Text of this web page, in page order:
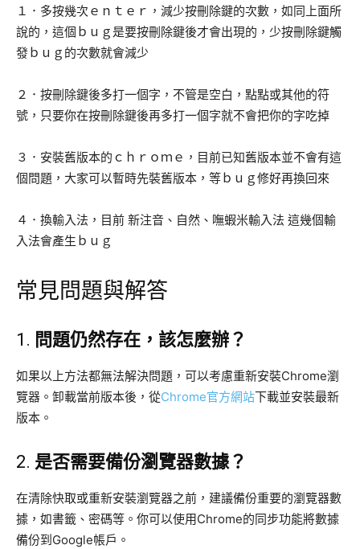
１．多按幾次ｅｎｔｅｒ，減少按刪除鍵的次數，如同上面所
說的，這個ｂｕｇ是要按刪除鍵後才會出現的，少按刪除鍵觸
發ｂｕｇ的次數就會減少
２．按刪除鍵後多打一個字，不管是空白，點點或其他的符
號，只要你在按刪除鍵後再多打一個字就不會把你的字吃掉
３．安裝舊版本的ｃｈｒｏｍｅ，目前已知舊版本並不會有這
個問題，大家可以暫時先裝舊版本，等ｂｕｇ修好再換回來
４．換輸入法，目前 新注音、自然、嘸蝦米輸入法 這幾個輸
入法會產生ｂｕｇ
常見問題與解答
1. 問題仍然存在，該怎麼辦？
如果以上方法都無法解決問題，可以考慮重新安裝Chrome瀏
覽器。卸載當前版本後，從Chrome官方網站下載並安裝最新
版本。
2. 是否需要備份瀏覽器數據？
在清除快取或重新安裝瀏覽器之前，建議備份重要的瀏覽器數
據，如書籤、密碼等。你可以使用Chrome的同步功能將數據
備份到Google帳戶。